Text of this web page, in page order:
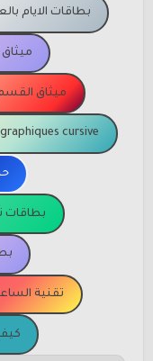
بطاقات الايام
ميثاق
cursive
بطاقات
تقنية